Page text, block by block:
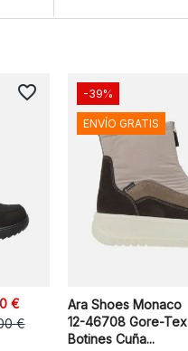
€
€
favorite_border
Ara Shoes Monaco
12-46708 Gore-Tex
Botines Cuña...
-39%
ENVÍO GRATIS